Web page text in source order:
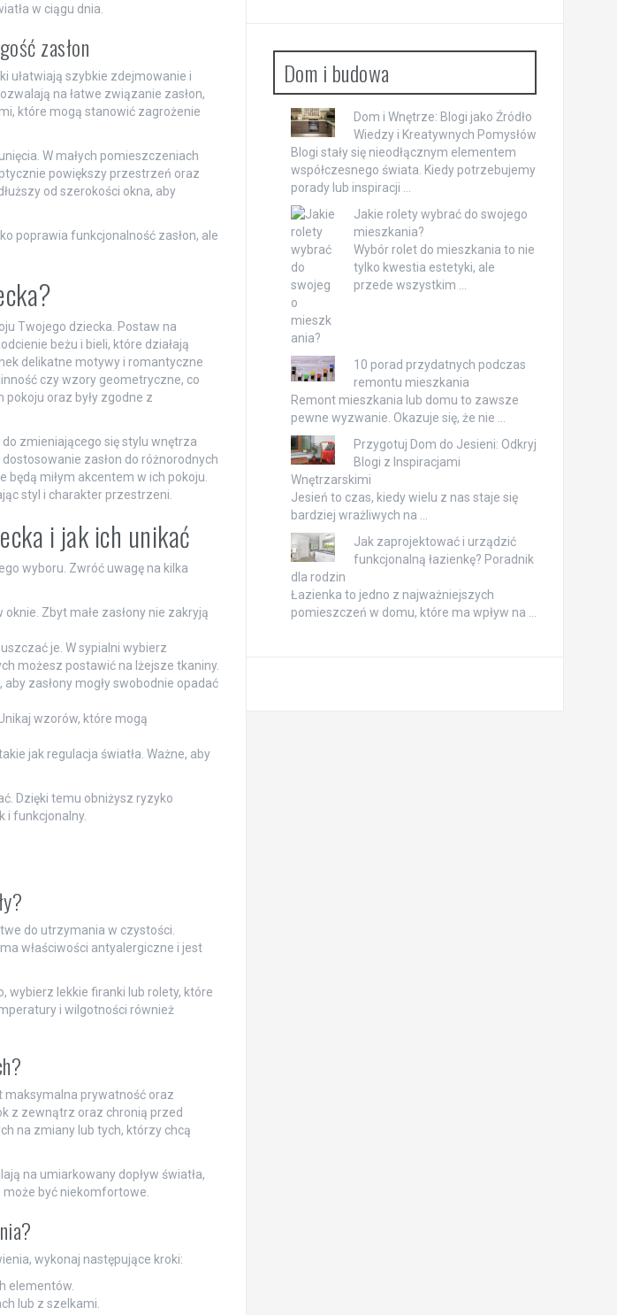
w ciągu dnia.
zasłon
ułatwiają szybkie zdejmowanie i
na łatwe związanie zasłon,
które mogą stanowić zagrożenie
W małych pomieszczeniach
powiększy przestrzeń oraz
od szerokości okna, aby
poprawia funkcjonalność zasłon, ale
Twojego dziecka. Postaw na
beżu i bieli, które działają
delikatne motywy i romantyczne
czy wzory geometryczne, co
oraz były zgodne z
zmieniającego się stylu wnętrza
zasłon do różnorodnych
miłym akcentem w ich pokoju.
styl i charakter przestrzeni.
i jak ich unikać
wyboru. Zwróć uwagę na kilka
Zbyt małe zasłony nie zakryją
je. W sypialni wybierz
możesz postawić na lżejsze tkaniny.
zasłony mogły swobodnie opadać
wzorów, które mogą
jak regulacja światła. Ważne, aby
Dzięki temu obniżysz ryzyko
i funkcjonalny.
do utrzymania w czystości.
właściwości antyalergiczne i jest
wybierz lekkie firanki lub rolety, które
i wilgotności również
maksymalna prywatność oraz
z zewnątrz oraz chronią przed
na zmiany lub tych, którzy chcą
na umiarkowany dopływ światła,
być niekomfortowe.
wykonaj następujące kroki:
elementów.
lub z szelkami.
Dom i budowa
Dom i Wnętrze: Blogi jako Źródło
Wiedzy i Kreatywnych Pomysłów
Blogi stały się nieodłącznym elementem
współczesnego świata. Kiedy potrzebujemy
porady lub inspiracji …
Jakie rolety wybrać do swojego
mieszkania?
Wybór rolet do mieszkania to nie
tylko kwestia estetyki, ale
przede wszystkim …
10 porad przydatnych podczas
remontu mieszkania
Remont mieszkania lub domu to zawsze
pewne wyzwanie. Okazuje się, że nie …
Przygotuj Dom do Jesieni: Odkryj
Blogi z Inspiracjami
Wnętrzarskimi
Jesień to czas, kiedy wielu z nas staje się
bardziej wrażliwych na …
Jak zaprojektować i urządzić
funkcjonalną łazienkę? Poradnik
dla rodzin
Łazienka to jedno z najważniejszych
pomieszczeń w domu, które ma wpływ na …